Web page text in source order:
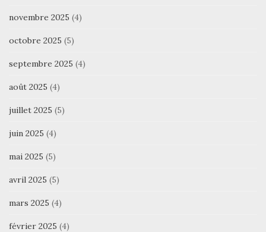
novembre 2025 (4)
octobre 2025 (5)
septembre 2025 (4)
août 2025 (4)
juillet 2025 (5)
juin 2025 (4)
mai 2025 (5)
avril 2025 (5)
mars 2025 (4)
février 2025 (4)